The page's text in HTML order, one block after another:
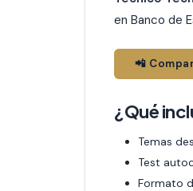
en Banco de
📲
¿Qué
Temas
Test
Formato